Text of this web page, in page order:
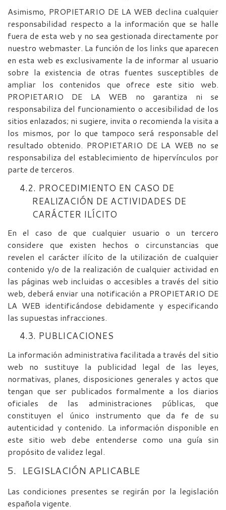
Asimismo, PROPIETARIO DE LA WEB declina cualquier
responsabilidad respecto a la información que se halle
fuera de esta web y no sea gestionada directamente por
nuestro webmaster. La función de los links que aparecen
en esta web es exclusivamente la de informar al usuario
sobre la existencia de otras fuentes susceptibles de
ampliar los contenidos que ofrece este sitio web.
PROPIETARIO DE LA WEB no garantiza ni se
responsabiliza del funcionamiento o accesibilidad de los
sitios enlazados; ni sugiere, invita o recomienda la visita a
los mismos, por lo que tampoco será responsable del
resultado obtenido. PROPIETARIO DE LA WEB no se
responsabiliza del establecimiento de hipervínculos por
parte de terceros.
4.2. PROCEDIMIENTO EN CASO DE
REALIZACIÓN DE ACTIVIDADES DE
CARÁCTER ILÍCITO
En el caso de que cualquier usuario o un tercero
considere que existen hechos o circunstancias que
revelen el carácter ilícito de la utilización de cualquier
contenido y/o de la realización de cualquier actividad en
las páginas web incluidas o accesibles a través del sitio
web, deberá enviar una notificación a PROPIETARIO DE
LA WEB identificándose debidamente y especificando
las supuestas infracciones.
4.3. PUBLICACIONES
La información administrativa facilitada a través del sitio
web no sustituye la publicidad legal de las leyes,
normativas, planes, disposiciones generales y actos que
tengan que ser publicados formalmente a los diarios
oficiales de las administraciones públicas, que
constituyen el único instrumento que da fe de su
autenticidad y contenido. La información disponible en
este sitio web debe entenderse como una guía sin
propósito de validez legal.
5. LEGISLACIÓN APLICABLE
Las condiciones presentes se regirán por la legislación
española vigente.